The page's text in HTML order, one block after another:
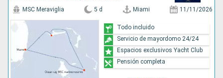
MSC Meraviglia 5 d Miami 11/11/2026
Todo incluido
Servicio de mayordomo 24/24
Espacios exclusivos Yacht Club
Pensión completa